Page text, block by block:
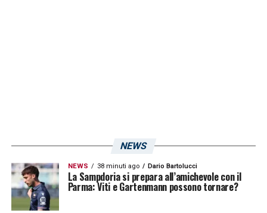
NEWS
NEWS 38 minuti ago Dario Bartolucci
La Sampdoria si prepara all’amichevole con il
Parma: Viti e Gartenmann possono tornare?